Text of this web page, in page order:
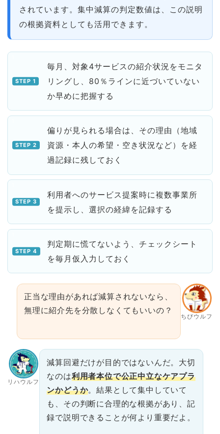
されています。集中減算の判定数値は、この説明
の根拠資料としても活用できます。
毎月、対象4サービスの紹介状況をモニタ
リングし、80％ラインに近づいていない
か早めに把握する
偏りが見られる場合は、その理由（地域
資源・本人の希望・空き状況など）を経
過記録に残しておく
利用者へのサービス提案時に複数事業所
を提示し、選択の経緯を記録する
判定期に慌てないよう、チェックシート
を毎月仮入力しておく
ちびウルフ
正当な理由があれば減算されないなら、
無理に紹介先を分散しなくてもいいの？
リハウルフ
減算回避だけが目的ではないんだ。大切
なのは利用者本位で公正中立なケアプラ
ンかどうか。結果として集中していて
も、その判断に合理的な根拠があり、記
録で説明できることが何より重要だよ。